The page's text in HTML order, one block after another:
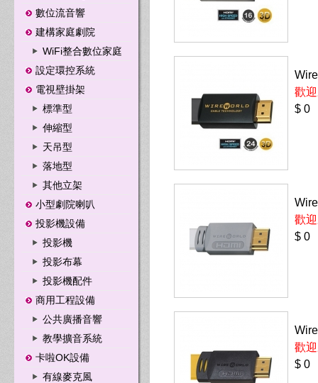
數位流音響
建構家庭劇院
WiFi整合數位家庭
設定環控系統
電視壁掛架
標準型
伸縮型
天吊型
落地型
其他立架
小型劇院喇叭
投影機設備
投影機
投影布幕
投影機配件
商用工程設備
公共廣播音響
教學擴音系統
卡啦OK設備
有線麥克風
歡
$ 0
歡
$ 0
歡
$ 0